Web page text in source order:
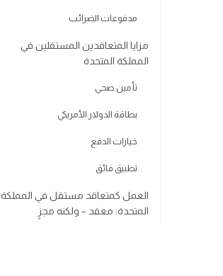
مدفوعات الضرائب
مزايا المتعاقدين المستقلين في
المملكة المتحدة
تأمين صحي
بطاقة الدولار الأمريكي
خيارات الدفع
تطبيق فائق
العمل كمتعاقد مستقل في المملكة
المتحدة: معقد – ولكنه مجزٍ